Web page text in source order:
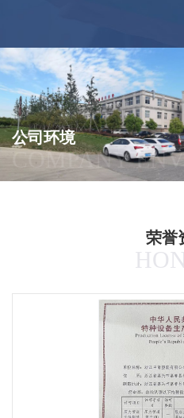
公司环境
COMPANY
荣誉